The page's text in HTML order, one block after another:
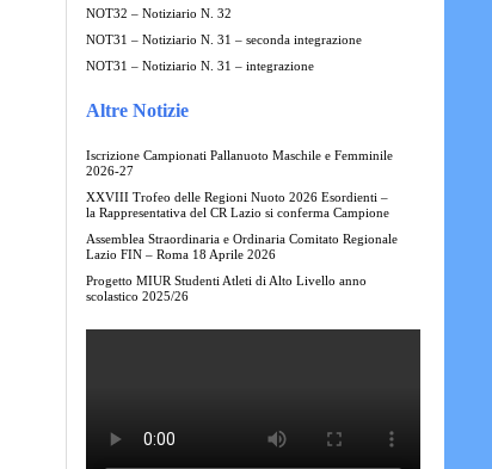
NOT32 – Notiziario N. 32
NOT31 – Notiziario N. 31 – seconda integrazione
NOT31 – Notiziario N. 31 – integrazione
Altre Notizie
Iscrizione Campionati Pallanuoto Maschile e Femminile
2026-27
XXVIII Trofeo delle Regioni Nuoto 2026 Esordienti –
la Rappresentativa del CR Lazio si conferma Campione
Assemblea Straordinaria e Ordinaria Comitato Regionale
Lazio FIN – Roma 18 Aprile 2026
Progetto MIUR Studenti Atleti di Alto Livello anno
scolastico 2025/26